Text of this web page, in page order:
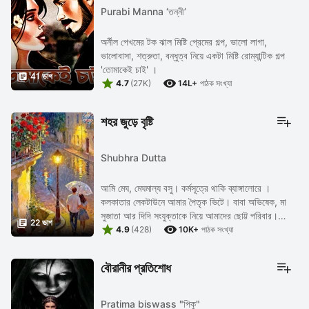
 41 ভাগ
Purabi Manna ‘তন্নী’
অর্নীল পেখমের টক ঝাল মিষ্টি প্রেমের গল্প, ভালো লাগা,
ভালোবাসা, শত্রুতা, বন্ধুত্ব নিয়ে একটা মিষ্টি রোম্যান্টিক গল্প
'তোমাকেই চাই' ।
 4.7 (27K)  14L+ পাঠক সংখ্যা
 22 ভাগ
শহর জুড়ে বৃষ্টি
Shubhra Dutta
আমি মেঘ, মেঘমাল্য বসু। কর্মসূত্রে থাকি ব্যাঙ্গালোরে ।
কলকাতার লেকটাউনে আমার পৈতৃক ভিটে। বাবা অভিষেক, মা
সুজাতা আর দিদি সংযুক্তাকে নিয়ে আমাদের ছোট্ট পরিবার।
মধ্যবিত্তদের ...
 4.9 (428)  10K+ পাঠক সংখ্যা
বৌরানীর প্রতিশোধ
Pratima biswass "পিকু"